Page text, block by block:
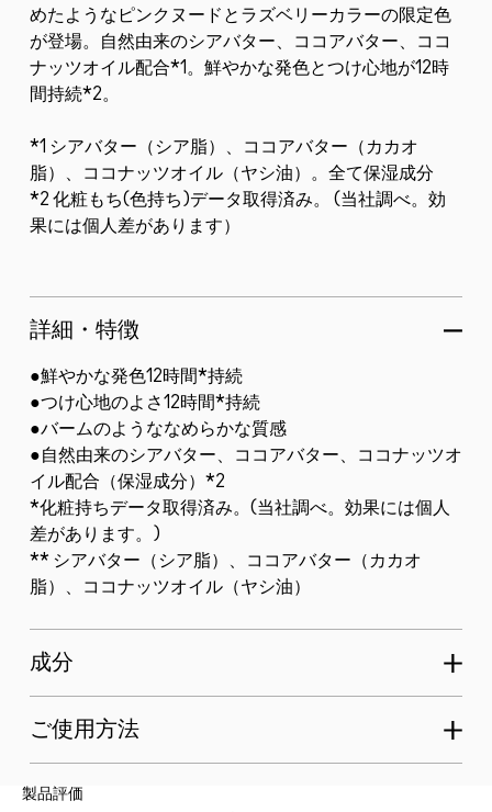
めたようなピンクヌードとラズベリーカラーの限定色
が登場。自然由来のシアバター、ココアバター、ココ
ナッツオイル配合*1。鮮やかな発色とつけ心地が12時
間持続*2。
*1 シアバター（シア脂）、ココアバター（カカオ
脂）、ココナッツオイル（ヤシ油）。全て保湿成分
*2 化粧もち(色持ち)データ取得済み。 (当社調べ。効
果には個人差があります）
詳細・特徴
●鮮やかな発色12時間*持続
●つけ心地のよさ12時間*持続
●バームのようななめらかな質感
●自然由来のシアバター、ココアバター、ココナッツオ
イル配合（保湿成分）*2
*化粧持ちデータ取得済み。(当社調べ。効果には個人
差があります。)
** シアバター（シア脂）、ココアバター（カカオ
脂）、ココナッツオイル（ヤシ油）
成分
ご使用方法
製品評価